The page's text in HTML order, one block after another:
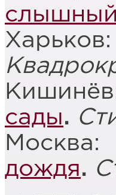
слышный
сады.
дождя.